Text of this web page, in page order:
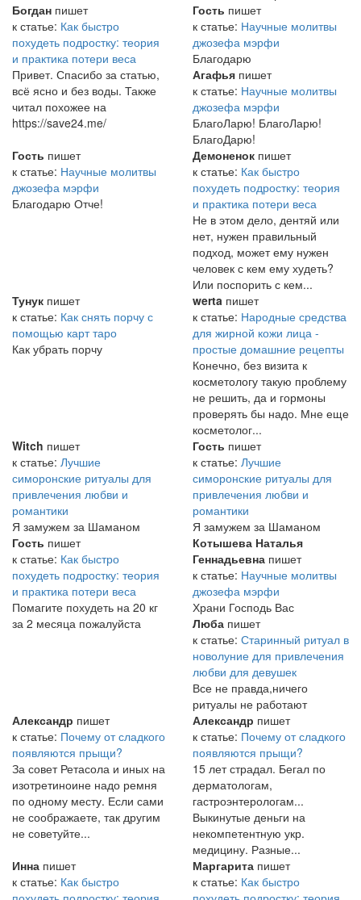
Богдан пишет
к статье: Как быстро
похудеть подростку: теория
и практика потери веса
Привет. Спасибо за статью,
всё ясно и без воды. Также
читал похожее на
https://save24.me/
Гость пишет
к статье: Научные молитвы
джозефа мэрфи
Благодарю
Агафья пишет
к статье: Научные молитвы
джозефа мэрфи
БлагоЛарю! БлагоЛарю!
БлагоДарю!
Гость пишет
к статье: Научные молитвы
джозефа мэрфи
Благодарю Отче!
Демоненок пишет
к статье: Как быстро
похудеть подростку: теория
и практика потери веса
Не в этом дело, дентяй или
нет, нужен правильный
подход, может ему нужен
человек с кем ему худеть?
Или поспорить с кем...
Тунук пишет
к статье: Как снять порчу с
помощью карт таро
Как убрать порчу
werta пишет
к статье: Народные средства
для жирной кожи лица -
простые домашние рецепты
Конечно, без визита к
косметологу такую проблему
не решить, да и гормоны
проверять бы надо. Мне еще
косметолог...
Witch пишет
к статье: Лучшие
симоронские ритуалы для
привлечения любви и
романтики
Я замужем за Шаманом
Гость пишет
к статье: Лучшие
симоронские ритуалы для
привлечения любви и
романтики
Я замужем за Шаманом
Гость пишет
к статье: Как быстро
похудеть подростку: теория
и практика потери веса
Помагите похудеть на 20 кг
за 2 месяца пожалуйста
Котышева Наталья
Геннадьевна пишет
к статье: Научные молитвы
джозефа мэрфи
Храни Господь Вас
Люба пишет
к статье: Старинный ритуал в
новолуние для привлечения
любви для девушек
Все не правда,ничего
ритуалы не работают
Александр пишет
к статье: Почему от сладкого
появляются прыщи?
За совет Ретасола и иных на
изотретиноине надо ремня
по одному месту. Если сами
не соображаете, так другим
не советуйте...
Александр пишет
к статье: Почему от сладкого
появляются прыщи?
15 лет страдал. Бегал по
дерматологам,
гастроэнтерологам...
Выкинутые деньги на
некомпетентную укр.
медицину. Разные...
Инна пишет
к статье: Как быстро
Маргарита пишет
к статье: Как быстро